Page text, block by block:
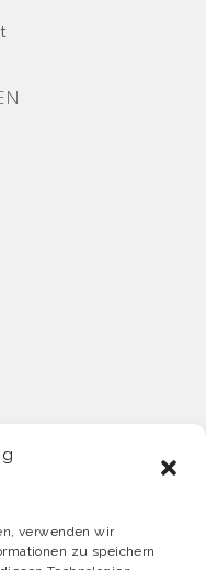
verwenden wir
zu speichern